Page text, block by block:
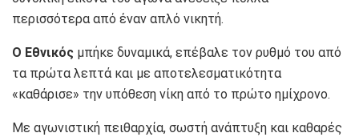
περισσότερα από έναν απλό νικητή.
Ο Εθνικός μπήκε δυναμικά, επέβαλε τον ρυθμό του από
τα πρώτα λεπτά και με αποτελεσματικότητα
«καθάρισε» την υπόθεση νίκη από το πρώτο ημίχρονο.
Με αγωνιστική πειθαρχία, σωστή ανάπτυξη και καθαρές